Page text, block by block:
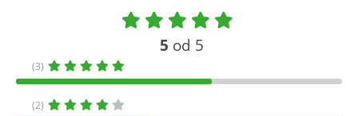
5 od 5
(3)
(2)